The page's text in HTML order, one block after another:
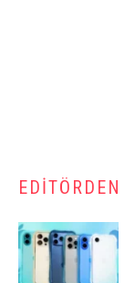
EDITÖRDEN